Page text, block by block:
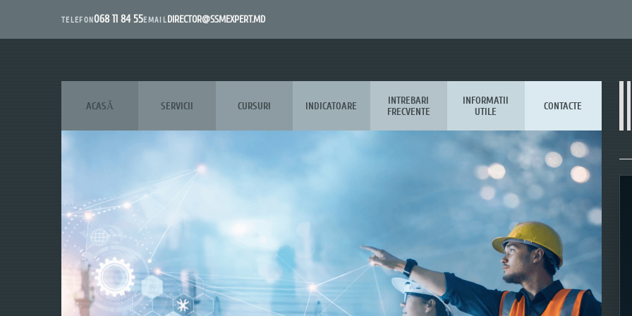
TELEFON068 11 84 55EMAILDIRECTOR@SSMEXPERT.MD
ACASĂ SERVICII CURSURI INDICATOARE
INTREBARI
FRECVENTE
INFORMATII
UTILE
CONTACTE